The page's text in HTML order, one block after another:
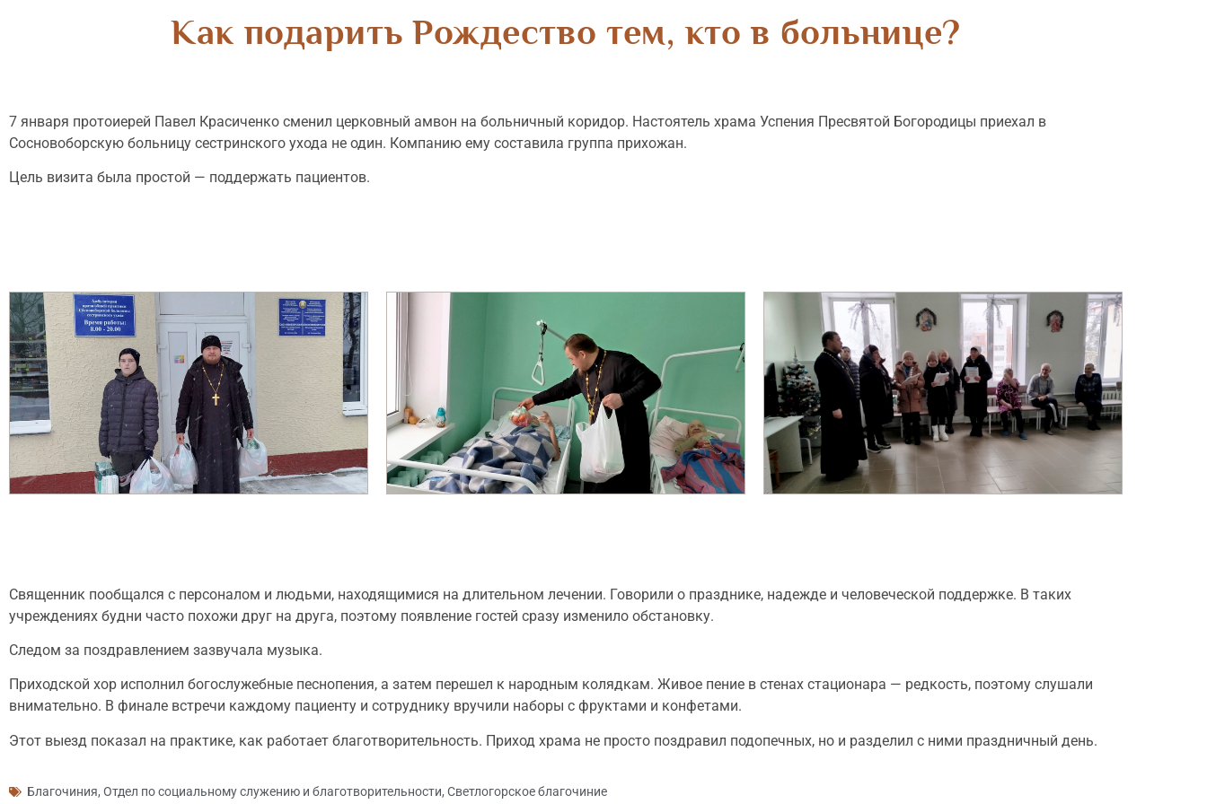
Как подарить Рождество тем, кто в больнице?
7 января протоиерей Павел Красиченко сменил церковный амвон на больничный коридор. Настоятель храма Успения Пресвятой Богородицы приехал в
Сосновоборскую больницу сестринского ухода не один. Компанию ему составила группа прихожан.
Цель визита была простой — поддержать пациентов.
Священник пообщался с персоналом и людьми, находящимися на длительном лечении. Говорили о празднике, надежде и человеческой поддержке. В таких
учреждениях будни часто похожи друг на друга, поэтому появление гостей сразу изменило обстановку.
Следом за поздравлением зазвучала музыка.
Приходской хор исполнил богослужебные песнопения, а затем перешел к народным колядкам. Живое пение в стенах стационара — редкость, поэтому слушали
внимательно. В финале встречи каждому пациенту и сотруднику вручили наборы с фруктами и конфетами.
Этот выезд показал на практике, как работает благотворительность. Приход храма не просто поздравил подопечных, но и разделил с ними праздничный день.
Благочиния, Отдел по социальному служению и благотворительности, Светлогорское благочиние